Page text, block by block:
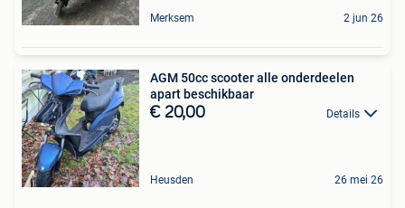
Merksem 2 jun 26
AGM 50cc scooter alle onderdeelen
apart beschikbaar
€ 20,00 Details
Heusden 26 mei 26